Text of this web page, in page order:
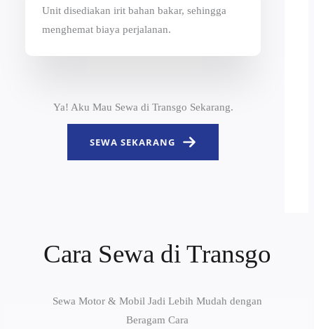
Unit disediakan irit bahan bakar, sehingga
menghemat biaya perjalanan.
Ya! Aku Mau Sewa di Transgo Sekarang.
SEWA SEKARANG
Cara Sewa di Transgo
Sewa Motor & Mobil Jadi Lebih Mudah dengan
Beragam Cara